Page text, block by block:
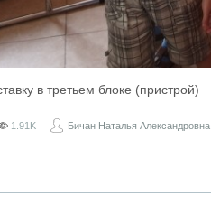
в третьем блоке (пристрой)
1.91K Бичан Наталья Александровна